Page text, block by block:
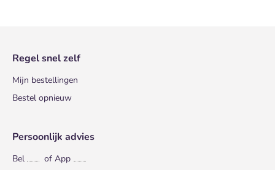
Regel snel zelf
Mijn bestellingen
Bestel opnieuw
Persoonlijk advies
Bel
of App